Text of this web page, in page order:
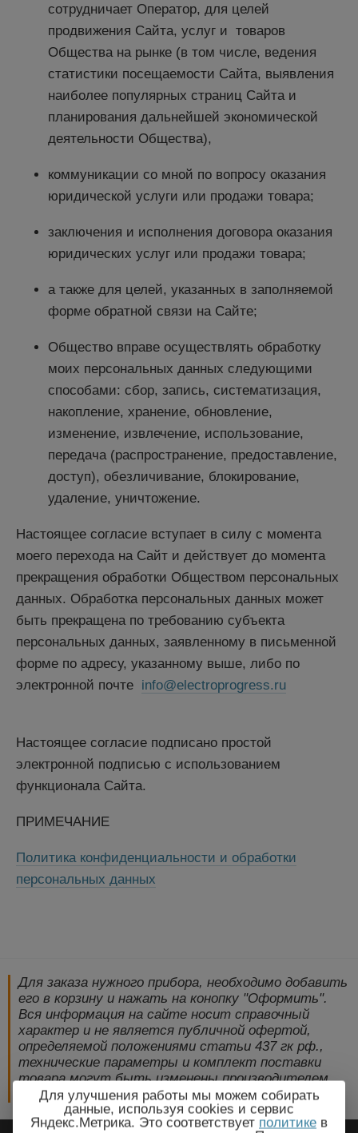
сотрудничает Оператор, для целей
продвижения Сайта, услуг и товаров
Общества на рынке (в том числе, ведения
статистики посещаемости Сайта, выявления
наиболее популярных страниц Сайта и
планирования дальнейшей экономической
деятельности Общества),
коммуникации со мной по вопросу оказания
юридической услуги или продажи товара;
заключения и исполнения договора оказания
юридических услуг или продажи товара;
а также для целей, указанных в заполняемой
форме обратной связи на Сайте;
Общество вправе осуществлять обработку
моих персональных данных следующими
способами: сбор, запись, систематизация,
накопление, хранение, обновление,
изменение, извлечение, использование,
передача (распространение, предоставление,
доступ), обезличивание, блокирование,
удаление, уничтожение.
Настоящее согласие вступает в силу с момента
моего перехода на Сайт и действует до момента
прекращения обработки Обществом персональных
данных. Обработка персональных данных может
быть прекращена по требованию субъекта
персональных данных, заявленному в письменной
форме по адресу, указанному выше, либо по
электронной почте info@electroprogress.ru
Настоящее согласие подписано простой
электронной подписью с использованием
функционала Сайта.
ПРИМЕЧАНИЕ
Политика конфиденциальности и обработки
персональных данных
Для заказа нужного прибора, необходимо добавить
его в корзину и нажать на конопку "Оформить".
Вся информация на сайте носит справочный
характер и не является публичной офертой,
определяемой положениями статьи 437 гк рф.,
технические параметры и комплект поставки
товара могут быть изменены производителем
без предварительного уведомления!
Для улучшения работы мы можем собирать
данные, используя cookies и сервис
Яндекс.Метрика. Это соответствует политике в